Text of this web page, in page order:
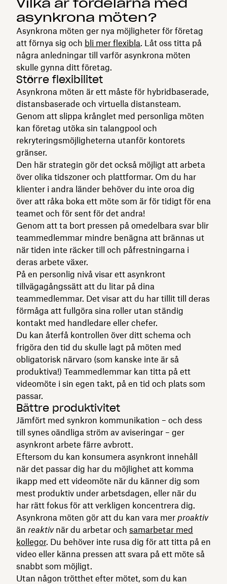
asynkrona möten?
Asynkrona möten ger nya möjligheter för företag
att förnya sig och bli mer flexibla. Låt oss titta på
några anledningar till varför asynkrona möten
skulle gynna ditt företag.
Större flexibilitet
Asynkrona möten är ett måste för hybridbaserade,
distansbaserade och virtuella distansteam.
Genom att slippa krånglet med personliga möten
kan företag utöka sin talangpool och
rekryteringsmöjligheterna utanför kontorets
gränser.
Den här strategin gör det också möjligt att arbeta
över olika tidszoner och plattformar. Om du har
klienter i andra länder behöver du inte oroa dig
över att råka boka ett möte som är för tidigt för ena
teamet och för sent för det andra!
Genom att ta bort pressen på omedelbara svar blir
teammedlemmar mindre benägna att brännas ut
när tiden inte räcker till och påfrestningarna i
deras arbete växer.
På en personlig nivå visar ett asynkront
tillvägagångssätt att du litar på dina
teammedlemmar. Det visar att du har tillit till deras
förmåga att fullgöra sina roller utan ständig
kontakt med handledare eller chefer.
Du kan återfå kontrollen över ditt schema och
frigöra den tid du skulle lagt på möten med
obligatorisk närvaro (som kanske inte är så
produktiva!) Teammedlemmar kan titta på ett
videomöte i sin egen takt, på en tid och plats som
passar.
Bättre produktivitet
Jämfört med synkron kommunikation – och dess
till synes oändliga ström av aviseringar – ger
asynkront arbete färre avbrott.
Eftersom du kan konsumera asynkront innehåll
när det passar dig har du möjlighet att komma
ikapp med ett videomöte när du känner dig som
mest produktiv under arbetsdagen, eller när du
har rätt fokus för att verkligen koncentrera dig.
Asynkrona möten gör att du kan vara mer proaktiv
än reaktiv när du arbetar och samarbetar med
kollegor. Du behöver inte rusa dig för att titta på en
video eller känna pressen att svara på ett möte så
snabbt som möjligt.
Utan någon trötthet efter mötet, som du kan